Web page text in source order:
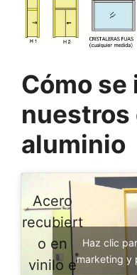
Cómo
nuestros
aluminio
Acero
recubiert
o en
vinilo e
Haz clic
marketing y